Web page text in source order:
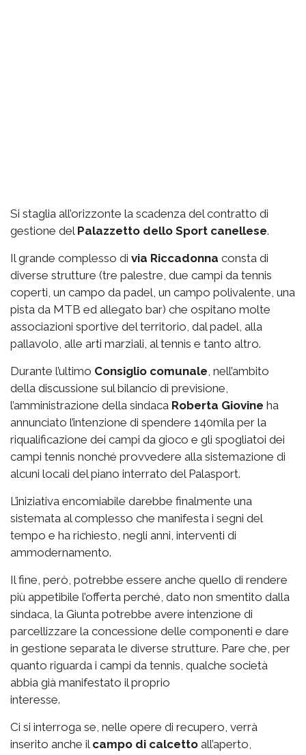
Si staglia all’orizzonte la scadenza del contratto di
gestione del Palazzetto dello Sport canellese.
Il grande complesso di via Riccadonna consta di
diverse strutture (tre palestre, due campi da tennis
coperti, un campo da padel, un campo polivalente, una
pista da MTB ed allegato bar) che ospitano molte
associazioni sportive del territorio, dal padel, alla
pallavolo, alle arti marziali, al tennis e tanto altro.
Durante l’ultimo Consiglio comunale , nell’ambito
della discussione sul bilancio di previsione,
l’amministrazione della sindaca Roberta Giovine ha
annunciato l’intenzione di spendere 140mila per la
riqualificazione dei campi da gioco e gli spogliatoi dei
campi tennis nonché provvedere alla sistemazione di
alcuni locali del piano interrato del Palasport.
L’iniziativa encomiabile darebbe finalmente una
sistemata al complesso che manifesta i segni del
tempo e ha richiesto, negli anni, interventi di
ammodernamento.
Il fine, però, potrebbe essere anche quello di rendere
più appetibile l’offerta perché, dato non smentito dalla
sindaca, la Giunta potrebbe avere intenzione di
parcellizzare la concessione delle componenti e dare
in gestione separata le diverse strutture. Pare che, per
quanto riguarda i campi da tennis, qualche società
abbia già manifestato il proprio
interesse.
Ci si interroga se, nelle opere di recupero, verrà
inserito anche il campo di calcetto all’aperto,